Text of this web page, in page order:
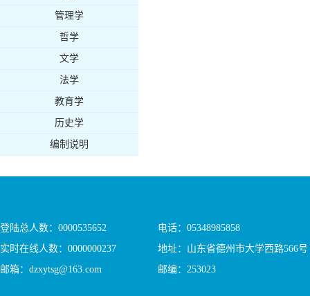
管理学
哲学
文学
法学
教育学
历史学
编制说明
登陆总人数： 0000535652
实时在线人数： 0000000237
邮箱：dzxytsg@163.com
电话：05348985858
地址：山东省德州市大学西路566号
邮编：253023